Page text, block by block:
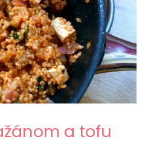
a tofu